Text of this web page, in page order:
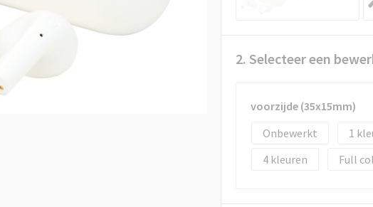
2. Selecteer een
voorzijde (35x15mm)
Onbewerkt
1
4
Full